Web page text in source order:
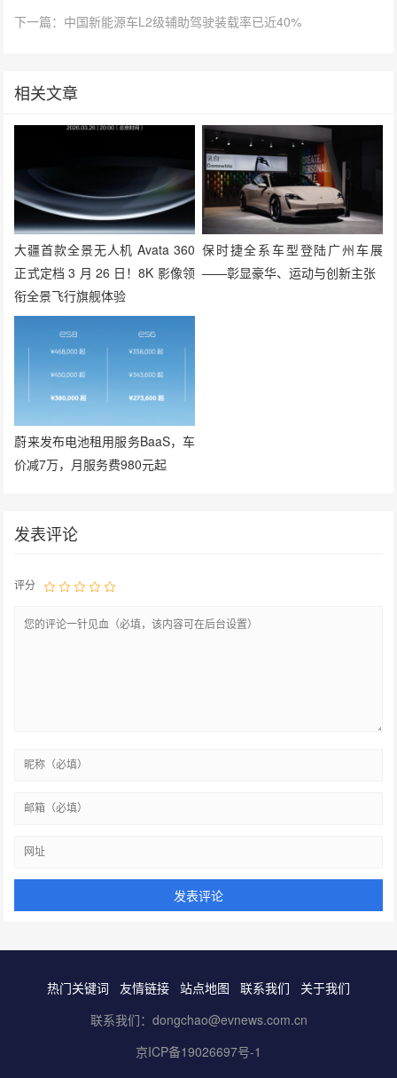
下一篇：​中国新能源车L2级辅助驾驶装载率已近40%
相关文章
大疆首款全景无人机 Avata 360
正式定档 3 月 26 日！8K 影像领
衔全景飞行旗舰体验
保时捷全系车型登陆广州车展
——彰显豪华、运动与创新主张
蔚来发布电池租用服务BaaS，车
价减7万，月服务费980元起
发表评论
评分
热门关键词 友情链接 站点地图 联系我们
关于我们
联系我们：dongchao@evnews.com.cn
京ICP备19026697号-1